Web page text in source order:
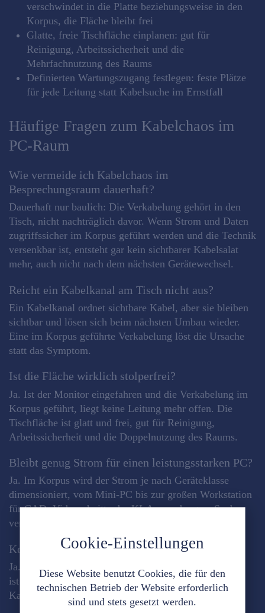
verschwindet in die Platte beziehungsweise in den
Korpus, die Fläche bleibt frei
Glatte, freie Tischfläche einplanen: gut für
Reinigung, Arbeitssicherheit und die
Mehrfachnutzung des Raums
Definierten Wartungszugang festlegen: feste Plätze
für jede Leitung statt Kabelsuche im Ernstfall
Häufige Fragen zum Kabelchaos im
PC-Raum
Wie vermeide ich Kabelchaos im
Besprechungsraum dauerhaft?
Dauerhaft nur baulich: Die Verkabelung gehört in den
Tisch, nicht nachträglich davor. Wenn Strom und Daten
zugriffssicher im Korpus geführt werden und die Technik
versenkbar ist, entsteht gar kein sichtbarer Kabelsalat
mehr, auch nicht nach dem nächsten Gerätewechsel.
Reicht ein Kabelkanal am Tisch nicht aus?
Ein Kabelkanal ordnet sichtbare Kabel, aber sie bleiben
sichtbar und lösen sich beim nächsten Umbau wieder.
Eine im Korpus geführte Verkabelung löst die Ursache
statt das Symptom.
Ist die Fläche wirklich stolperfrei?
Ja. Ist der Monitor eingefahren und die Verkabelung im
Korpus geführt, liegt keine Leitung mehr offen. Die
Tischfläche ist glatt und frei, gut für Reinigung,
Arbeitssicherheit und die Doppelnutzung des Raums.
Bleibt genug Strom für einen leistungsstarken PC?
Ja. Im Korpus wird der Strom je nach Geräteklasse
dimensioniert, vom Mini-PC bis zur großen Workstation
für CAD, Videoschnitt oder KI-Anwendungen. Sauber
verteilt, ohne Überlastung und ohne sichtbare Kabel.
Komme ich für Wartung noch an die Kabel?
Ja. Weil jede Leitung ihren festen Platz im Korpus hat,
ist der Wartungszugang geordnet: kein Suchen im
Kabelsalat, sondern definierter Zugriff.
Cookie-Einstellungen
Diese Website benutzt Cookies, die für den
technischen Betrieb der Website erforderlich
sind und stets gesetzt werden.